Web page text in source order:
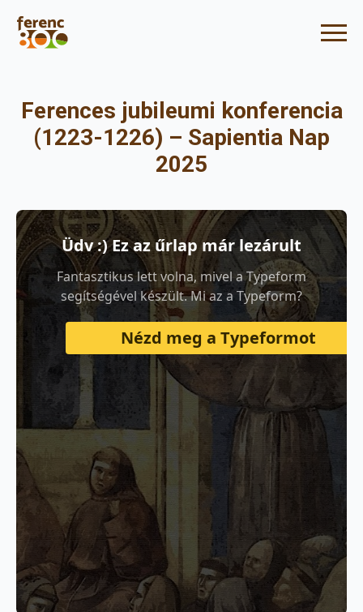
Ferences jubileumi konferencia
(1223-1226) – Sapientia Nap
2025